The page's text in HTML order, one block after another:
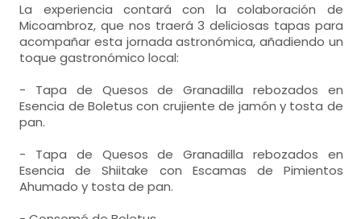
La experiencia contará con la colaboración de
Micoambroz, que nos traerá 3 deliciosas tapas para
acompañar esta jornada astronómica, añadiendo un
toque gastronómico local:
- Tapa de Quesos de Granadilla rebozados en
Esencia de Boletus con crujiente de jamón y tosta de
pan.
- Tapa de Quesos de Granadilla rebozados en
Esencia de Shiitake con Escamas de Pimientos
Ahumado y tosta de pan.